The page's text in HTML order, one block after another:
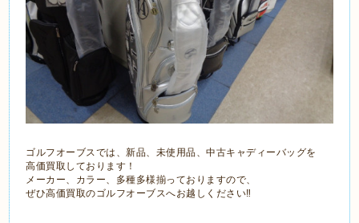
ゴルフオーブスでは、新品、未使用品、中古キャディーバッグを
高価買取しております！
メーカー、カラー、多種多様揃っておりますので、
ぜひ高価買取のゴルフオーブスへお越しください‼